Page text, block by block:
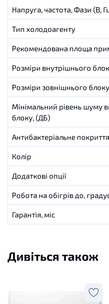
Напруга, частота, Фази (В,
Тип холодоагенту
Рекомендована площа
Розміри внутрішнього
Розміри зовнішнього
Мінімальний рівень шуму
блоку, (ДБ)
Антибактеріальне покриття
Колір
Додаткові опції
Робота на обігрів до,
Гарантія, міс
Дивіться також